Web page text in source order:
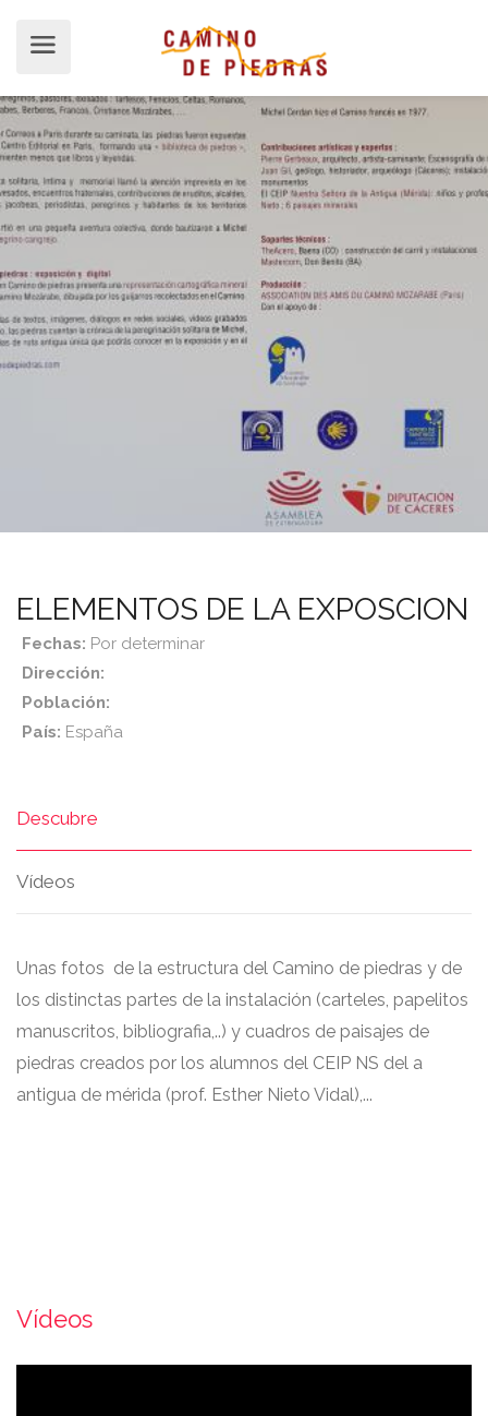
ELEMENTOS DE LA EXPOSCION
Fechas: Por determinar
Dirección:
Población:
País: España
Descubre
Vídeos
Unas fotos de la estructura del Camino de piedras y de
los distinctas partes de la instalación (carteles, papelitos
manuscritos, bibliografia,..) y cuadros de paisajes de
piedras creados por los alumnos del CEIP NS del a
antigua de mérida (prof. Esther Nieto Vidal),...
Vídeos